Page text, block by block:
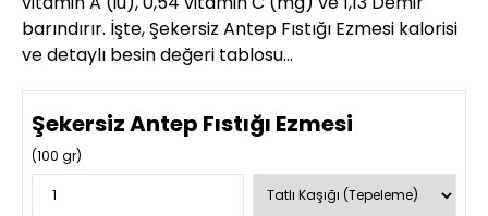
barındırır. İşte, Şekersiz Antep Fıstığı Ezmesi kalorisi
ve detaylı besin değeri tablosu…
Şekersiz Antep Fıstığı Ezmesi
(100 gr)